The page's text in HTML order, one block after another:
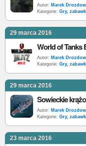
Autor: Marek
Kategorie: Gry,
29 marca 2016
World of Tanks
Autor: Marek
Kategorie: Gry,
29 marca 2016
Autor: Marek
Kategorie: Gry,
23 marca 2016